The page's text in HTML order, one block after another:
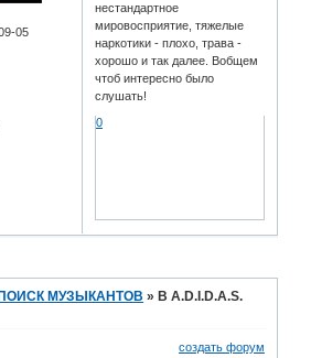
05
нестандартное
мировосприятие, тяжелые
наркотики - плохо, трава -
хорошо и так далее. Вобщем
чтоб интересно было
слушать!
0
ПОИСК МУЗЫКАНТОВ » В A.D.I.D.A.S.
создать форум